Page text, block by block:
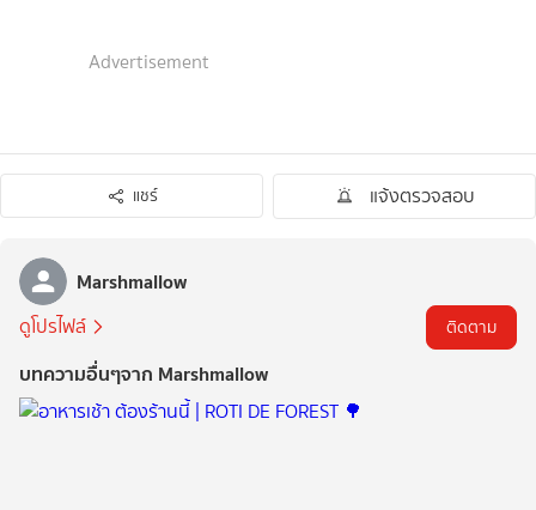
Advertisement
แชร์ แจ้งตรวจสอบ
Marshmallow
ดูโปรไฟล์ ติดตาม
บทความอื่นๆจาก Marshmallow